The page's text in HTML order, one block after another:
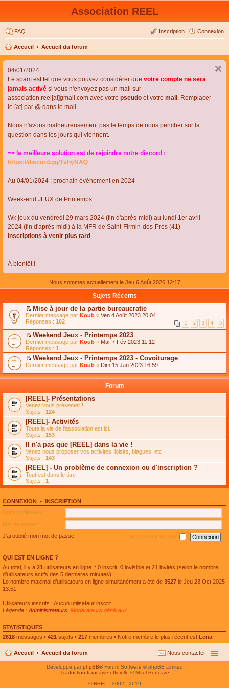
Association REEL
FAQ Connexion
Inscription
Accueil Accueil du forum
04/01/2024 :
Le spam est tel que vous pouvez considérer que votre compte ne sera
jamais activé si vous n'envoyez pas un mail sur
association.reel[at]gmail.com avec votre pseudo et votre mail . Remplacer
le [at] par @ dans le mail.
Nous n'avons malheureusement pas le temps de nous pencher sur la
question dans les jours qui viennent.
=> la meilleure solution est de rejoindre notre discord :
https://discord.gg/TvhyNAQ
Au 04/01/2024 : prochain évènement en 2024
Week-end JEUX de Printemps :
Wk jeux du vendredi 29 mars 2024 (fin d'après-midi) au lundi 1er avril
2024 (fin d'après-midi) à la MFR de Saint-Firmin-des-Près (41)
Inscriptions à venir plus tard
À bientôt !
Nous sommes actuellement le Jeu 6 Août 2026 12:17
Sujets Récents
C
o
n
s
u
l
t
e
r
l
e
s
s
a
g
e
n
o
n
l
u
l
e
p
l
u
s
é
c
e
n
t
Mise à jour de la partie bureaucratie
Dernier message par Koub « Ven 4 Août 2023 20:04
Réponses : 102 1 2 3 4 5
C
o
n
s
u
t
l
e
m
e
s
s
a
g
e
n
o
n
l
u
l
e
l
u
s
é
e
Weekend Jeux - Printemps 2023
Dernier message par Koub « Mar 7 Fév 2023 11:12
Réponses : 1
C
n
l
t
e
r
l
e
m
e
s
s
a
g
e
n
o
n
u
l
e
l
s
e
n
t
Weekend Jeux - Printemps 2023 - Covoiturage
Dernier message par Koub « Dim 15 Jan 2023 16:59
Forum
[REEL]- Présentations
Venez vous présenter !
Sujets : 124
[REEL]- Activités
Toute la vie de l'association est ici.
Sujets : 153
Il n'a pas que [REEL] dans la vie !
Venez nous proposer vos activités, loisirs, blagues, etc.
Sujets : 143
[REEL] - Un problème de connexion ou d'inscription ?
Tout est dans le titre !
Sujets : 1
CONNEXION • INSCRIPTION
Nom d’utilisateur :
Mot de passe :
J’ai oublié mon mot de passe
Se souvenir de moi
QUI EST EN LIGNE ?
Au total, il y a 21 utilisateurs en ligne :: 0 inscrit, 0 invisible et 21 invités (selon le nombre
d’utilisateurs actifs des 5 dernières minutes)
Le nombre maximal d’utilisateurs en ligne simultanément a été de 3527 le Jeu 23 Oct 2025
13:51
Utilisateurs inscrits : Aucun utilisateur inscrit
Légende : Administrateurs Modérateurs généraux
STATISTIQUES
2618 messages • 421 sujets • 217 membres • Notre membre le plus récent est Lena
Accueil Accueil du forum Nous contacter
Développé parphpBB® Forum Software © phpBB Limited
Traduction française officielle © Maël Soucaze
© REEL - 2002 - 2019